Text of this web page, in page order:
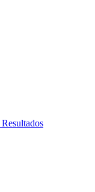
Resultados